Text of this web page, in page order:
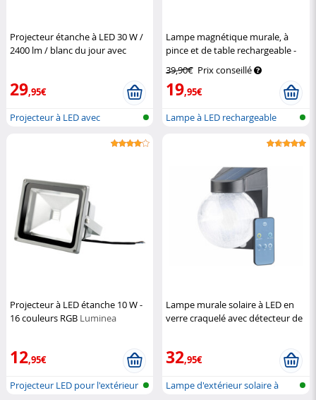
Projecteur étanche à LED 30 W /
2400 lm / blanc du jour avec
29,95€
Projecteur à LED avec
Lampe magnétique murale, à
pince et de table rechargeable -
39,90€ Prix conseillé
19,95€
Lampe à LED rechargeable
Projecteur à LED étanche 10 W -
16 couleurs RGB Luminea
12,95€
Projecteur LED pour l'extérieur
Lampe murale solaire à LED en
verre craquelé avec détecteur de
32,95€
Lampe d'extérieur solaire à